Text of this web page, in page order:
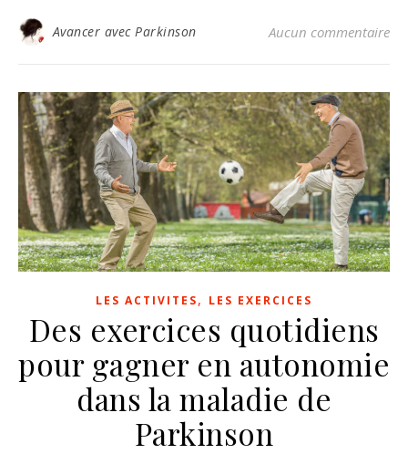
Avancer avec Parkinson Aucun commentaire
LES ACTIVITES, LES EXERCICES
Des exercices quotidiens
pour gagner en autonomie
dans la maladie de
Parkinson